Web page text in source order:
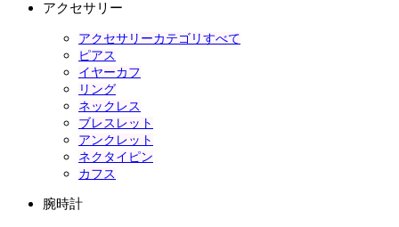
アクセサリー
アクセサリーカテゴリすべて
ピアス
イヤーカフ
リング
ネックレス
ブレスレット
アンクレット
ネクタイピン
カフス
腕時計